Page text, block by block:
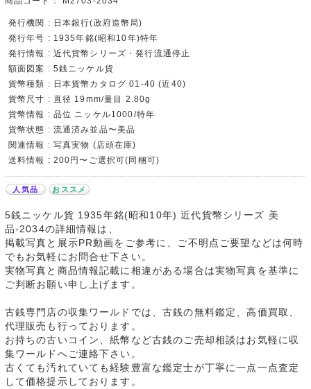
発行機関 : 日本銀行(政府造幣局)
発行年号 : 1935年銘(昭和10年)特年
発行情報 : 近代貨幣シリーズ・発行流通停止
額面図案 : 5銭ニッケル貨
貨幣種類 : 日本貨幣カタログ 01-40 (近40)
貨幣尺寸 : 直径 19mm/量目 2.80g
貨幣情報 : 品位 ニッケル1000/特年
貨幣状態 : 流通済み並品〜美品
関連情報 : 写真実物 (店頭在庫)
送料情報 : 200円〜ご選択可(同梱可)
人気品 おススメ
5銭ニッケル貨 1935年銘(昭和10年) 近代貨幣シリーズ 美
品-2034の詳細情報は、
掲載写真と展示PR動画をご参考に、ご不明点ご要望などは何時
でもお気軽にお問合せ下さい。
実物写真と商品情報記載に相違がある場合は実物写真を基準に
ご判断お願い申し上げます。
古銭専門店の収集ワールドでは、古銭の無料鑑定、高価買取、
代理販売も行っております。
お持ちの古いコイン、紙幣など古銭のご売却相談はお気軽に収
集ワールドへご連絡下さい。
古くても汚れていても経験豊富な鑑定士が丁寧に一点一点査定
して価格提示しております。